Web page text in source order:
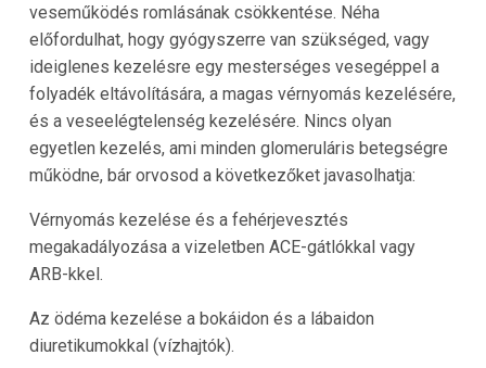
veseműködés romlásának csökkentése. Néha
előfordulhat, hogy gyógyszerre van szükséged, vagy
ideiglenes kezelésre egy mesterséges vesegéppel a
folyadék eltávolítására, a magas vérnyomás kezelésére,
és a veseelégtelenség kezelésére. Nincs olyan
egyetlen kezelés, ami minden glomeruláris betegségre
működne, bár orvosod a következőket javasolhatja:
Vérnyomás kezelése és a fehérjevesztés
megakadályozása a vizeletben ACE-gátlókkal vagy
ARB-kkel.
Az ödéma kezelése a bokáidon és a lábaidon
diuretikumokkal (vízhajtók).